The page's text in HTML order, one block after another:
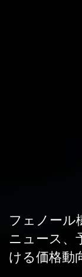
フェノール
ニュース、
ける価格